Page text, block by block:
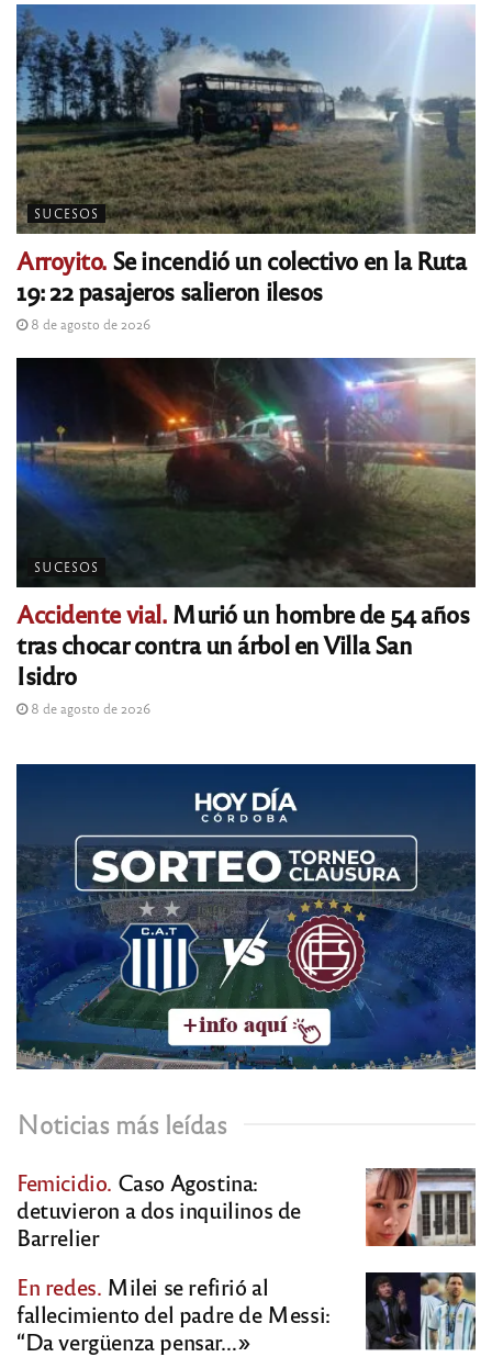
SUCESOS
Arroyito. Se incendió un colectivo en la Ruta
19: 22 pasajeros salieron ilesos
8 de agosto de 2026
SUCESOS
Accidente vial.Murió un hombre de 54 años
tras chocar contra un árbol en Villa San
Isidro
8 de agosto de 2026
Noticias más leídas
Femicidio. Caso Agostina:
detuvieron a dos inquilinos de
Barrelier
En redes. Milei se refirió al
fallecimiento del padre de Messi:
“Da vergüenza pensar…»